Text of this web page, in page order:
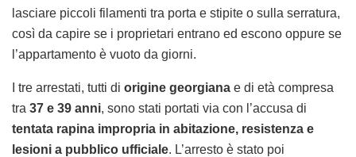
lasciare piccoli filamenti tra porta e stipite o sulla serratura,
così da capire se i proprietari entrano ed escono oppure se
l’appartamento è vuoto da giorni.
I tre arrestati, tutti di origine georgiana e di età compresa
tra 37 e 39 anni, sono stati portati via con l’accusa di
tentata rapina impropria in abitazione, resistenza e
lesioni a pubblico ufficiale. L’arresto è stato poi